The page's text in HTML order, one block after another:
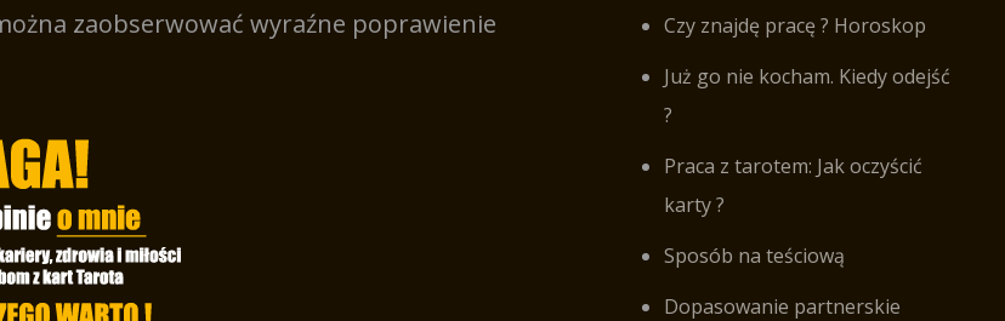
zaobserwować wyraźne poprawienie
Czy znajdę pracę ? Horoskop
Już go nie kocham. Kiedy odejść
?
Praca z tarotem: Jak oczyścić
karty ?
Sposób na teściową
Dopasowanie partnerskie